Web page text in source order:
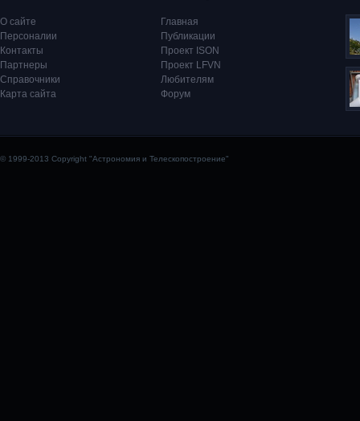
О сайте
Персоналии
Контакты
Партнеры
Справочники
Карта сайта
Главная
Публикации
Проект ISON
Проект LFVN
Любителям
Форум
© 1999-2013 Copyright "Астрономия и Телескопостроение"